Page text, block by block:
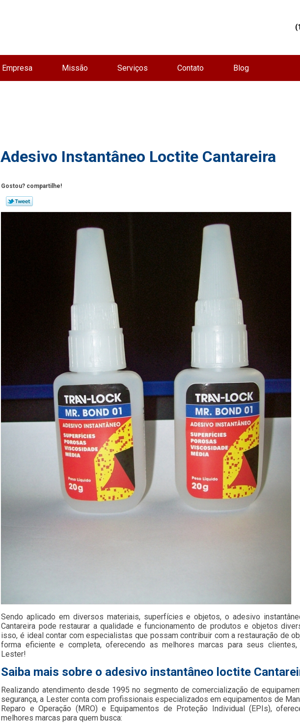
Empresa Missão Serviços Contato Blog
Adesivo Instantâneo Loctite Cantareira
Gostou? compartilhe!
Sendo aplicado em diversos materiais, superfícies e objetos, o adesivo
Cantareira pode restaurar a qualidade e funcionamento de produtos e objetos
isso, é ideal contar com especialistas que possam contribuir com a restauração de
forma eficiente e completa, oferecendo as melhores marcas para seus
Lester!
Saiba mais sobre o adesivo instantâneo loctite
Realizando atendimento desde 1995 no segmento de comercialização de
segurança, a Lester conta com profissionais especializados em equipamentos de
Reparo e Operação (MRO) e Equipamentos de Proteção Individual (EPIs),
melhores marcas para quem busca: